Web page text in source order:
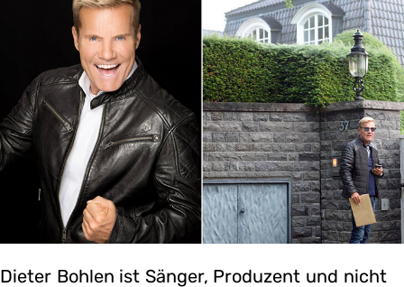
Dieter Bohlen ist Sänger, Produzent und nicht